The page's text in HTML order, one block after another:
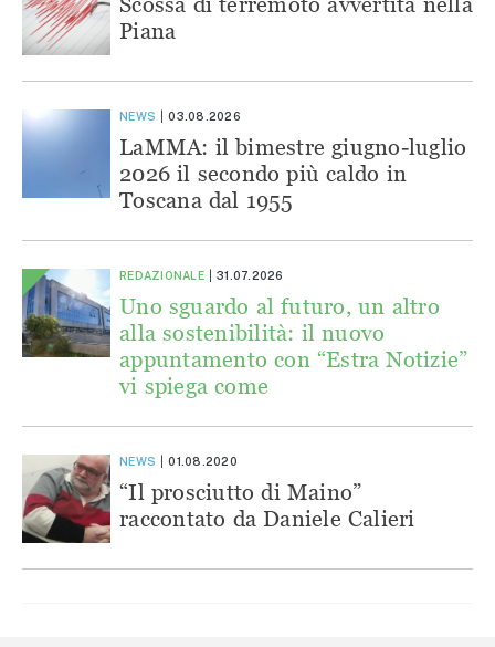
Piana
NEWS 03.08.2026
LaMMA: il bimestre giugno-luglio
2026 il secondo più caldo in
Toscana dal 1955
REDAZIONALE 31.07.2026
Uno sguardo al futuro, un altro
alla sostenibilità: il nuovo
appuntamento con “Estra Notizie”
vi spiega come
NEWS 01.08.2020
“Il prosciutto di Maino”
raccontato da Daniele Calieri